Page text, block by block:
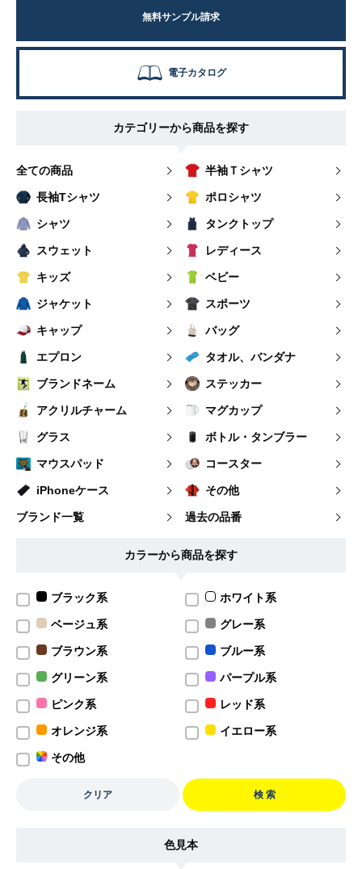
無料サンプル請求
電子カタログ
カテゴリーから商品を探す
全ての商品 半袖Ｔシャツ
長袖Tシャツ ポロシャツ
シャツ タンクトップ
スウェット レディース
キッズ ベビー
ジャケット スポーツ
キャップ バッグ
エプロン タオル、バンダナ
ブランドネーム ステッカー
アクリルチャーム マグカップ
グラス ボトル・タンブラー
マウスパッド コースター
iPhoneケース その他
ブランド一覧 過去の品番
カラーから商品を探す
ブラック系 ホワイト系
ベージュ系 グレー系
ブラウン系 ブルー系
グリーン系 パープル系
ピンク系 レッド系
オレンジ系 イエロー系
その他
クリア 検 索
色見本